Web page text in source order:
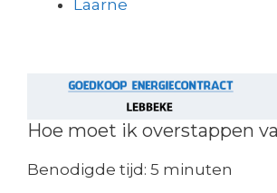
Laarne
Hoe moet ik overstappen
Benodigde tijd: 5 minuten